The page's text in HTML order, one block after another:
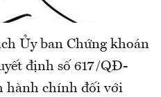
Ủy ban Chứng khoán
định số 617/QĐ-
hành chính đối với